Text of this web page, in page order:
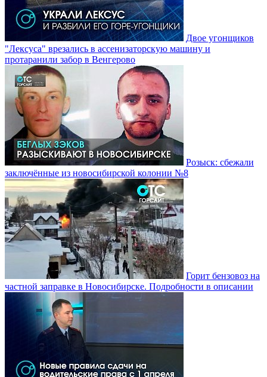
Двое угонщиков
"Лексуса" врезались в ассенизаторскую машину и
протаранили забор в Венгерово
Розыск: сбежали
заключённые из новосибирской колонии №8
Горит бензовоз на
частной заправке в Новосибирске. Подробности в описании